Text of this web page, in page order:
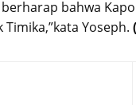
bahwa
Yoseph.